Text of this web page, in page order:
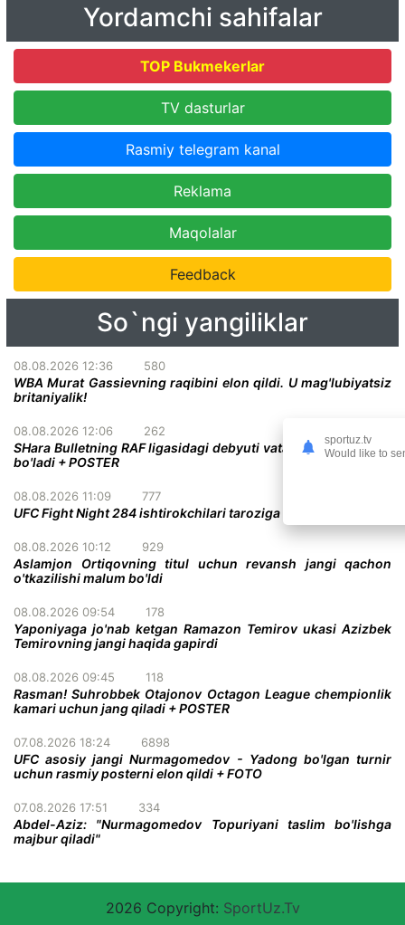
Yordamchi sahifalar
TOP Bukmekerlar
TV dasturlar
Rasmiy telegram kanal
Reklama
Maqolalar
Feedback
So`ngi yangiliklar
08.08.2026 12:36 580
WBA Murat Gassievning raqibini elon qildi. U mag'lubiyatsiz
britaniyalik!
08.08.2026 12:06 262
SHara Bulletning RAF ligasidagi debyuti vatandoshiga qarshi
bo'ladi + POSTER
08.08.2026 11:09 777
UFC Fight Night 284 ishtirokchilari taroziga chiqishdi
08.08.2026 10:12 929
Aslamjon Ortiqovning titul uchun revansh jangi qachon
o'tkazilishi malum bo'ldi
08.08.2026 09:54 178
Yaponiyaga jo'nab ketgan Ramazon Temirov ukasi Azizbek
Temirovning jangi haqida gapirdi
08.08.2026 09:45 118
Rasman! Suhrobbek Otajonov Octagon League chempionlik
kamari uchun jang qiladi + POSTER
07.08.2026 18:24 6898
UFC asosiy jangi Nurmagomedov - Yadong bo'lgan turnir
uchun rasmiy posterni elon qildi + FOTO
07.08.2026 17:51 334
Abdel-Aziz: "Nurmagomedov Topuriyani taslim bo'lishga
majbur qiladi"
2026 Copyright: SportUz.Tv
sportuz.tv
Would like to